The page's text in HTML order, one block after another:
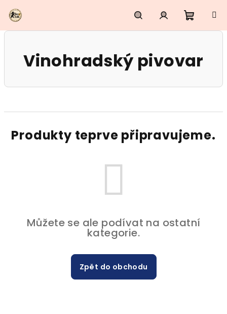
na
obsah
HledatPřihlášení
košík
Vinohradský pivovar
Produkty teprve připravujeme.
Můžete se ale podívat na ostatní
kategorie.
Zpět do obchodu